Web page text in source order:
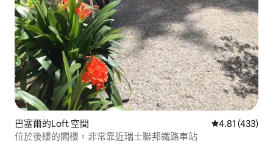
巴塞爾的Loft 空間 從 433 則評價
4.81 (433)
位於後樓的閣樓，非常靠近瑞士聯邦鐵路車站